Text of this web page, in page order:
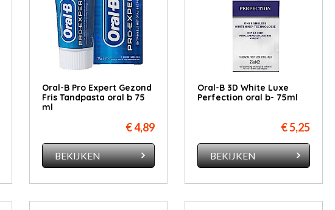
Oral-B Pro Expert Gezond
Fris Tandpasta oral b 75
ml
€ 4,89
BEKIJKEN
Oral-B 3D White Luxe
Perfection oral b- 75ml
€ 5,25
BEKIJKEN